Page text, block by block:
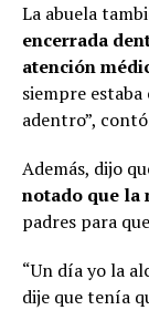
La abuela
encerrada
atención
siempre
adentro”,
Además, dijo
notado que la
padres para
“Un día yo la
dije que tenía